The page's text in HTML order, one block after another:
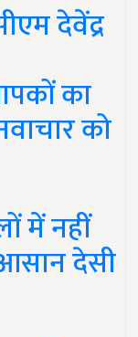
देवेंद्र
का
को
में नहीं
देसी